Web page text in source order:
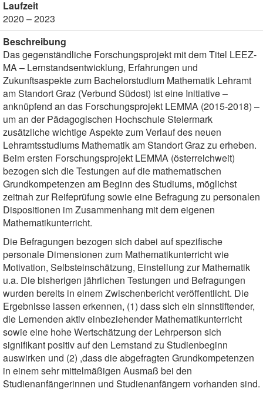
Laufzeit
2020 – 2023
Beschreibung
Das gegenständliche Forschungsprojekt mit dem Titel LEEZ-
MA – Lernstandsentwicklung, Erfahrungen und
Zukunftsaspekte zum Bachelorstudium Mathematik Lehramt
am Standort Graz (Verbund Südost) ist eine Initiative –
anknüpfend an das Forschungsprojekt LEMMA (2015-2018) –
um an der Pädagogischen Hochschule Steiermark
zusätzliche wichtige Aspekte zum Verlauf des neuen
Lehramtsstudiums Mathematik am Standort Graz zu erheben.
Beim ersten Forschungsprojekt LEMMA (österreichweit)
bezogen sich die Testungen auf die mathematischen
Grundkompetenzen am Beginn des Studiums, möglichst
zeitnah zur Reifeprüfung sowie eine Befragung zu personalen
Dispositionen im Zusammenhang mit dem eigenen
Mathematikunterricht.
Die Befragungen bezogen sich dabei auf spezifische
personale Dimensionen zum Mathematikunterricht wie
Motivation, Selbsteinschätzung, Einstellung zur Mathematik
u.a. Die bisherigen jährlichen Testungen und Befragungen
wurden bereits in einem Zwischenbericht veröffentlicht. Die
Ergebnisse lassen erkennen, (1) dass sich ein sinnstiftender,
die Lernenden aktiv einbeziehender Mathematikunterricht
sowie eine hohe Wertschätzung der Lehrperson sich
signifikant positiv auf den Lernstand zu Studienbeginn
auswirken und (2) ,dass die abgefragten Grundkompetenzen
in einem sehr mittelmäßigen Ausmaß bei den
Studienanfängerinnen und Studienanfängern vorhanden sind.